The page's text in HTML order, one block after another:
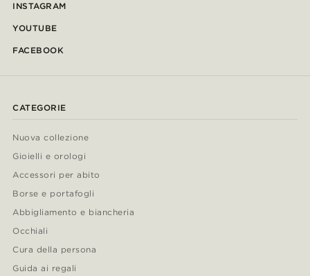
INSTAGRAM
YOUTUBE
FACEBOOK
CATEGORIE
Nuova collezione
Gioielli e orologi
Accessori per abito
Borse e portafogli
Abbigliamento e biancheria
Occhiali
Cura della persona
Guida ai regali